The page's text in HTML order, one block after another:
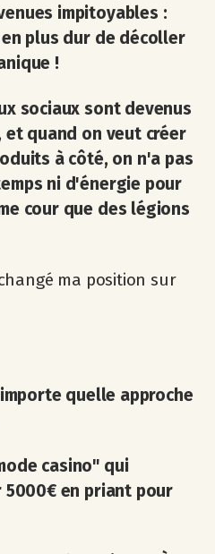
impitoyables :
plus dur de décoller
!
sociaux sont devenus
et quand on veut créer
à côté, on n'a pas
ni d'énergie pour
cour que des légions
ma position sur
quelle approche
casino" qui
5000€ en priant pour